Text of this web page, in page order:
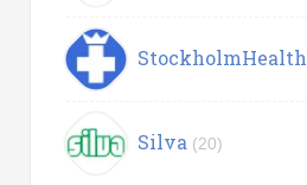
StockholmHealth
Silva (20)